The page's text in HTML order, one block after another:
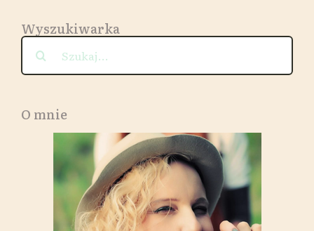
Wyszukiwarka
O mnie